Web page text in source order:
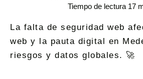
Tiempo de lectura 17
La falta de seguridad web
web y la pauta digital en
riesgos y datos globales. 🚀